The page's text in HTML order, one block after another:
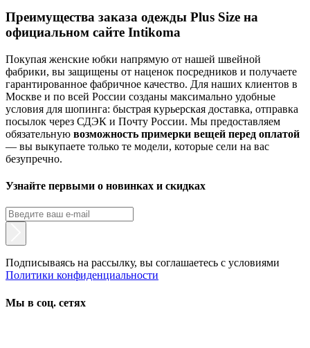
Преимущества заказа одежды Plus Size на
официальном сайте Intikoma
Покупая женские юбки напрямую от нашей швейной
фабрики, вы защищены от наценок посредников и получаете
гарантированное фабричное качество. Для наших клиентов в
Москве и по всей России созданы максимально удобные
условия для шопинга: быстрая курьерская доставка, отправка
посылок через СДЭК и Почту России. Мы предоставляем
обязательную возможность примерки вещей перед оплатой
— вы выкупаете только те модели, которые сели на вас
безупречно.
Узнайте первыми о новинках и скидках
Подписываясь на рассылку, вы соглашаетесь с условиями
Политики конфиденциальности
Мы в соц. сетях